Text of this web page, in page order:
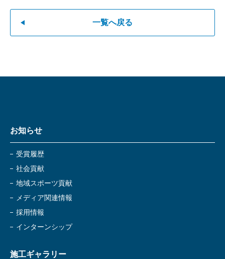
一覧へ戻る
お知らせ
受賞履歴
社会貢献
地域スポーツ貢献
メディア関連情報
採用情報
インターンシップ
施工ギャラリー